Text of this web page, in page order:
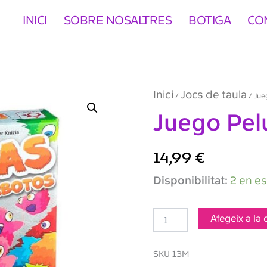
INICI SOBRE NOSALTRES BOTIGA
Inici / Jocs de taula /
Juego
14,99 €
Disponibilitat: 2 en
quantitat
Mercurio
Afegeix a la
SKU 13M